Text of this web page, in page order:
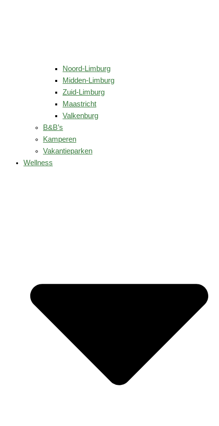
Noord-Limburg
Midden-Limburg
Zuid-Limburg
Maastricht
Valkenburg
B&B’s
Kamperen
Vakantieparken
Wellness